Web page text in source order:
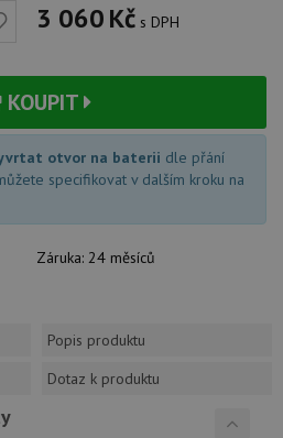
3 060Kč s DPH
KOUPIT
otvor na baterii dle přání
specifikovat v dalším kroku na
Záruka: 24 měsíců
Popis produktu
Dotaz k produktu